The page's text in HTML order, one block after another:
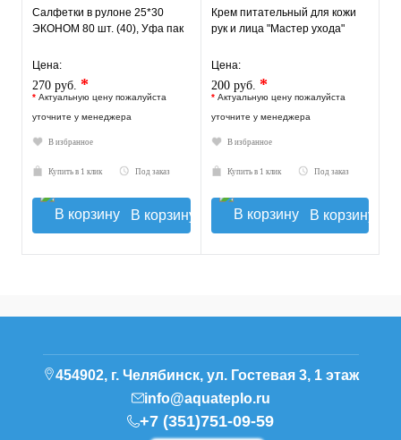
Салфетки в рулоне 25*30
ЭКОНОМ 80 шт. (40), Уфа пак
Цена:
270 руб. *
* Актуальную цену пожалуйста
уточните у менеджера
В избранное
Купить в 1 клик Под заказ
В корзину
Крем питательный для кожи
рук и лица "Мастер ухода"
Цена:
200 руб. *
* Актуальную цену пожалуйста
уточните у менеджера
В избранное
Купить в 1 клик Под заказ
В корзину
454902, г. Челябинск, ул. Гостевая 3, 1 этаж
info@aquateplo.ru
+7 (351)751-09-59